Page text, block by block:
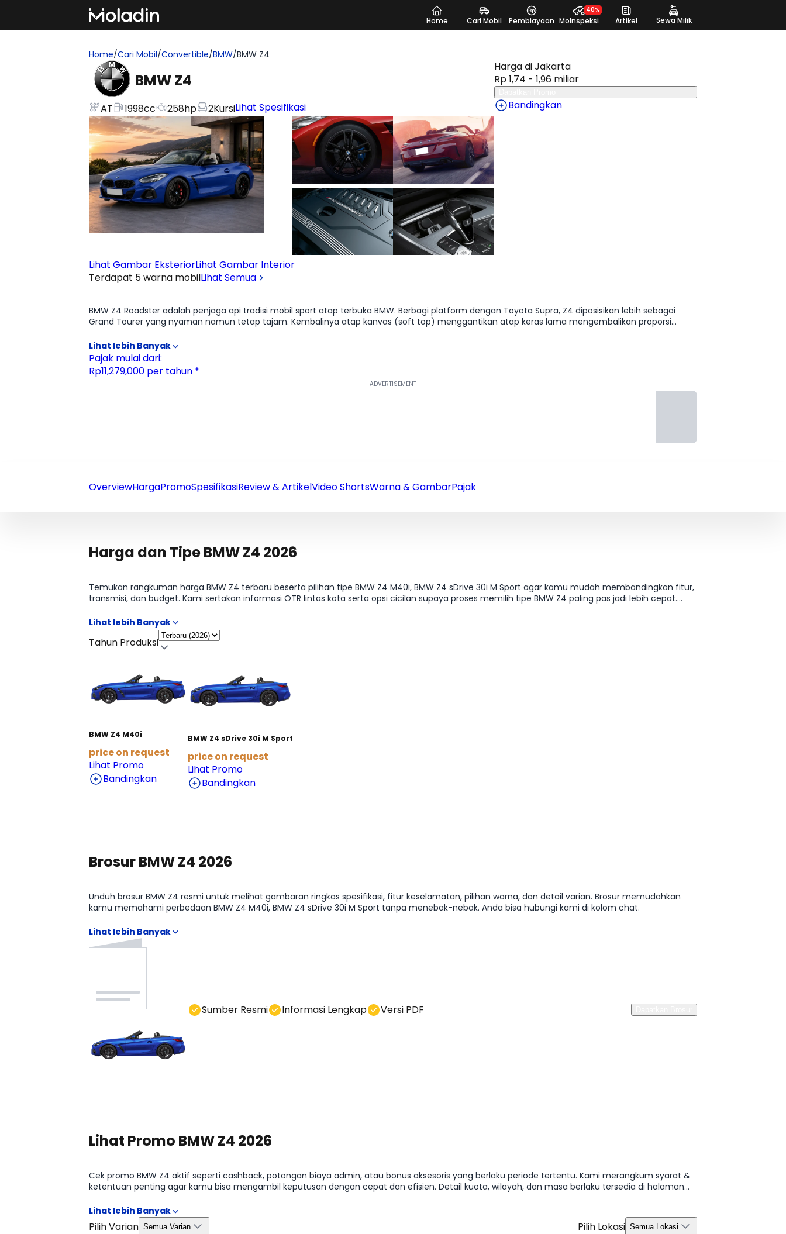
Home Cari Mobil Pembiayaan MoInspeksi
40%
Artikel Sewa Milik
Home/Cari Mobil/Convertible/BMW/BMW Z4
BMW Z4
AT 1998cc 258hp 2KursiLihat Spesifikasi
Lihat Gambar EksteriorLihat Gambar Interior
Terdapat 5 warna mobilLihat Semua
Harga di Jakarta
Rp 1,74 - 1,96 miliar
Bandingkan
BMW Z4 Roadster adalah penjaga api tradisi mobil sport atap terbuka BMW. Berbagi platform dengan Toyota Supra, Z4 diposisikan lebih sebagai
Grand Tourer yang nyaman namun tetap tajam. Kembalinya atap kanvas (soft top) menggantikan atap keras lama mengembalikan proporsi
torsinya instan. Interiornya khas BMW modern yang driver-oriented namun cukup mewah untuk perjalanan jauh. Z4 menawarkan keseimbangan
yang pas: cukup nyaman untuk dipakai harian ke kantor, namun cukup liar untuk dinikmati di jalan pegunungan saat akhir pekan dengan atap
terbuka.
Pajak mulai dari:
Rp11,279,000 per tahun *
OverviewHargaPromoSpesifikasiReview & ArtikelVideo ShortsWarna & GambarPajak
Harga dan Tipe BMW Z4 2026
Temukan rangkuman harga BMW Z4 terbaru beserta pilihan tipe BMW Z4 M40i, BMW Z4 sDrive 30i M Sport agar kamu mudah membandingkan fitur,
transmisi, dan budget. Kami sertakan informasi OTR lintas kota serta opsi cicilan supaya proses memilih tipe BMW Z4 paling pas jadi lebih cepat.
Tahun Produksi
BMW Z4 M40i
price on request
Lihat Promo
Bandingkan
BMW Z4 sDrive 30i M Sport
price on request
Lihat Promo
Bandingkan
Brosur BMW Z4 2026
Unduh brosur BMW Z4 resmi untuk melihat gambaran ringkas spesifikasi, fitur keselamatan, pilihan warna, dan detail varian. Brosur memudahkan
kamu memahami perbedaan BMW Z4 M40i, BMW Z4 sDrive 30i M Sport tanpa menebak-nebak. Anda bisa hubungi kami di kolom chat.
Sumber Resmi Informasi Lengkap Versi PDF
Lihat Promo BMW Z4 2026
Cek promo BMW Z4 aktif seperti cashback, potongan biaya admin, atau bonus aksesoris yang berlaku periode tertentu. Kami merangkum syarat &
ketentuan penting agar kamu bisa mengambil keputusan dengan cepat dan efisien. Detail kuota, wilayah, dan masa berlaku tersedia di halaman
Pilih Varian Semua Varian Pilih Lokasi Semua Lokasi